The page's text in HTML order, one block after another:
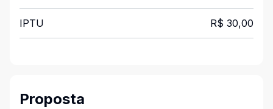
IPTU R$ 30,00
Proposta